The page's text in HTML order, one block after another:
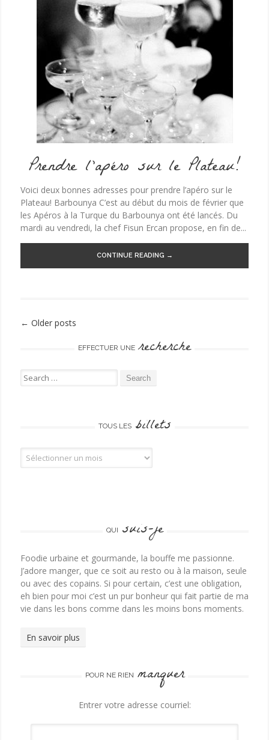
Prendre l’apéro sur le Plateau!
Voici deux bonnes adresses pour prendre l’apéro sur le
Plateau! Barbounya C’est au début du mois de février que
les Apéros à la Turque du Barbounya ont été lancés. Du
mardi au vendredi, la chef Fisun Ercan propose, en fin de...
CONTINUE READING →
Post navigation
← Older posts
EFFECTUER UNE recherche
Search for:
TOUS LES billets
Tous les billets
QUI suis-je
Foodie urbaine et gourmande, la bouffe me passionne.
J’adore manger, que ce soit au resto ou à la maison, seule
ou avec des copains. Si pour certain, c’est une obligation,
eh bien pour moi c’est un pur bonheur qui fait partie de ma
vie dans les bons comme dans les moins bons moments.
En savoir plus
POUR NE RIEN manquer
Entrer votre adresse courriel: